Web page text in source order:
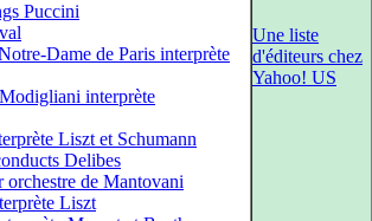
Puccini
Dame de Paris interprète
interprète
Liszt et Schumann
Delibes
de Mantovani
Liszt
Une liste
d'éditeurs chez
Yahoo! US